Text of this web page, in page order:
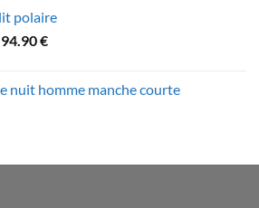
58.90 €
polaire
94.90€Plage
79.90 €
nuit homme manche courte